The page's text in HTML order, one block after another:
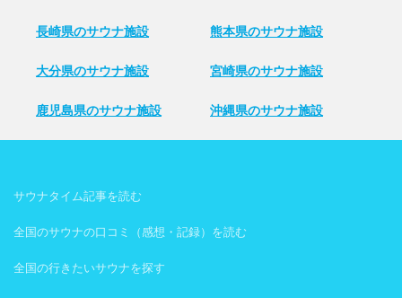
長崎県のサウナ施設 熊本県のサウナ施設
大分県のサウナ施設 宮崎県のサウナ施設
鹿児島県のサウナ施設 沖縄県のサウナ施設
サウナタイム記事を読む
全国のサウナの口コミ（感想・記録）を読む
全国の行きたいサウナを探す